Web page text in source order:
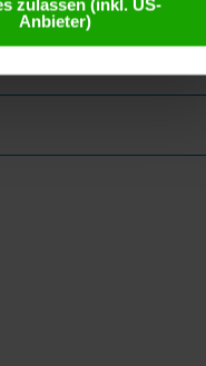
zulassen (inkl. US-
Anbieter)